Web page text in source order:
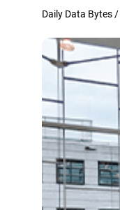
Daily Data Bytes /